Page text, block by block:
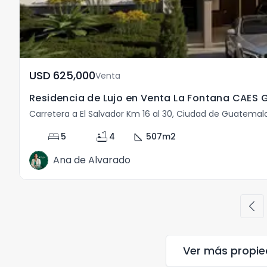
USD	625,000Venta
Residencia de Lujo en Venta La Fontana CAES
Carretera a El Salvador Km 16 al 30, Ciudad de
bed 5 bathtub 4 square_foot 507m2
Ana de Alvarado
chevron_left
Ver más